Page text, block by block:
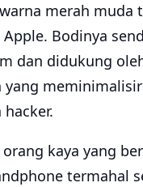
merah muda
Bodinya
dan didukung
yang
kaya yang
termahal